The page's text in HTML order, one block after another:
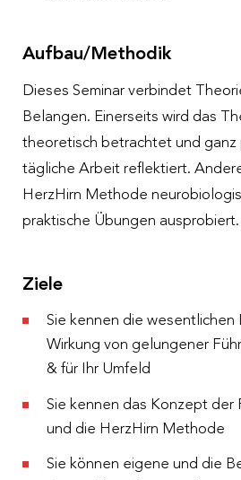
Aufbau/Methodik
Dieses Seminar verbindet
Belangen. Einerseits wird das
theoretisch betrachtet und ganz
tägliche Arbeit reflektiert.
HerzHirn Methode
praktische Übungen ausprobiert.
Ziele
Sie kennen die wesentlichen
Wirkung von gelungener
& für Ihr Umfeld
Sie kennen das Konzept der
und die HerzHirn Methode
Sie können eigene und die